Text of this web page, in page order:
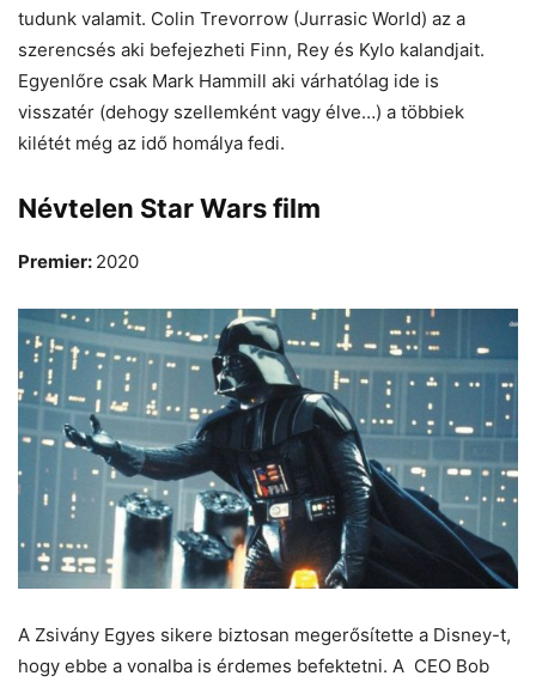
tudunk valamit. Colin Trevorrow (Jurrasic World) az a
szerencsés aki befejezheti Finn, Rey és Kylo kalandjait.
Egyenlőre csak Mark Hammill aki várhatólag ide is
visszatér (dehogy szellemként vagy élve…) a többiek
kilétét még az idő homálya fedi.
Névtelen Star Wars film
Premier: 2020
A Zsivány Egyes sikere biztosan megerősítette a Disney-t,
hogy ebbe a vonalba is érdemes befektetni. A CEO Bob